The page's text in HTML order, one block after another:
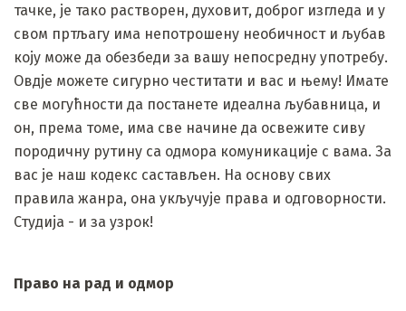
тачке, је тако растворен, духовит, доброг изгледа и у
свом пртљагу има непотрошену необичност и љубав
коју може да обезбеди за вашу непосредну употребу.
Овдје можете сигурно честитати и вас и њему! Имате
све могућности да постанете идеална љубавница, и
он, према томе, има све начине да освежите сиву
породичну рутину са одмора комуникације с вама. За
вас је наш кодекс састављен. На основу свих
правила жанра, она укључује права и одговорности.
Студија - и за узрок!
Право на рад и одмор